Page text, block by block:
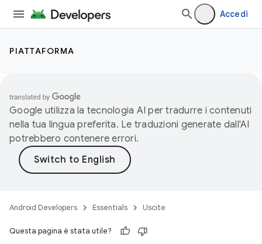
Accedi
PIATTAFORMA
Google utilizza la tecnologia AI per tradurre i contenuti
nella tua lingua preferita. Le traduzioni generate dall'AI
potrebbero contenere errori.
Android Developers Essentials Uscite
Questa pagina è stata utile?